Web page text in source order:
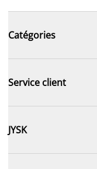
Catégories
Service client
JYSK